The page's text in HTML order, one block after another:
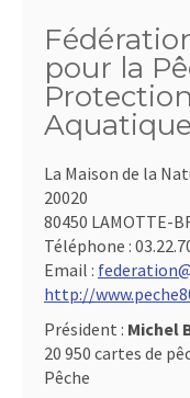
pour la
Aquatique
La Maison de la
20020
80450 LAMOTTE-
Téléphone :
Email :
http://
Président : Michel
20 950 cartes de
Pêche